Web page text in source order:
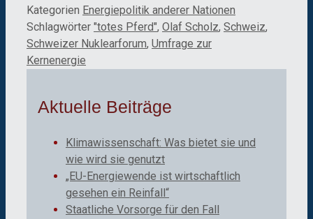
Kategorien Energiepolitik anderer Nationen
Schlagwörter "totes Pferd", Olaf Scholz, Schweiz,
Schweizer Nuklearforum, Umfrage zur
Kernenergie
Aktuelle Beiträge
Klimawissenschaft: Was bietet sie und
wie wird sie genutzt
„EU-Energiewende ist wirtschaftlich
gesehen ein Reinfall“
Staatliche Vorsorge für den Fall